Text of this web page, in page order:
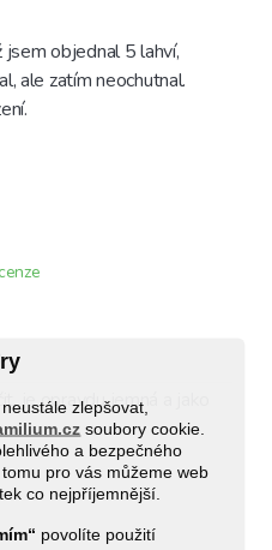
zlepšovat,
soubory cookie.
a bezpečného
pro vás můžeme web
co nejpříjemnější.
povolíte použití
jsem objednal 5 lahví,
ale zatím neochutnal.
je opravdu jemná a jako